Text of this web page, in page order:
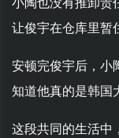
让俊宇在仓库里暂
安顿完俊宇后，小
知道他真的是韩国
这段共同的生活中